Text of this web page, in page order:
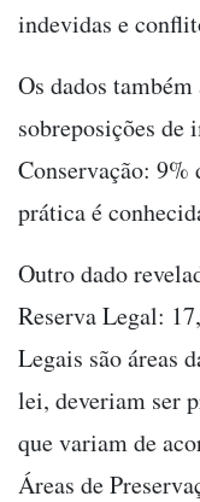
indevidas e
Os dados
sobreposições de
Conservação: 9%
prática é
Outro dado
Reserva Legal:
Legais são áreas
lei, deveriam ser
que variam de
Áreas de